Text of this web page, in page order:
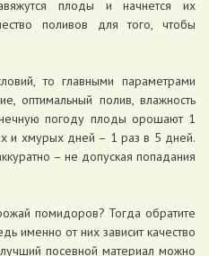
плоды и начнется их
поливов для того, чтобы
то главными параметрами
оптимальный полив, влажность
погоду плоды орошают 1
и хмурых дней – 1 раз в 5 дней.
– не допуская попадания
помидоров? Тогда обратите
именно от них зависит качество
посевной материал можно